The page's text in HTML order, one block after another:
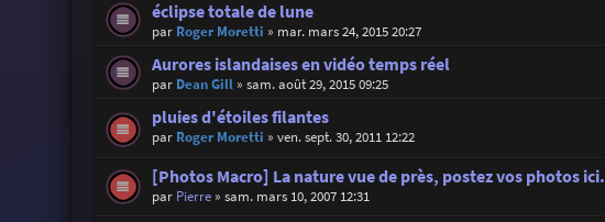
éclipse totale de lune
par Roger Moretti » mar. mars 24, 2015 20:27
Aurores islandaises en vidéo temps réel
par Dean Gill» sam. août 29, 2015 09:25
pluies d'étoiles filantes
par Roger Moretti » ven. sept. 30, 2011 12:22
[Photos Macro] La nature vue de près, postez vos photos ici.
par Pierre» sam. mars 10, 2007 12:31